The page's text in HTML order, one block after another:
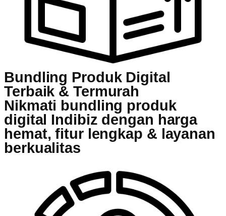
Bundling Produk Digital
Terbaik & Termurah
Nikmati bundling produk
digital Indibiz dengan harga
hemat, fitur lengkap & layanan
berkualitas